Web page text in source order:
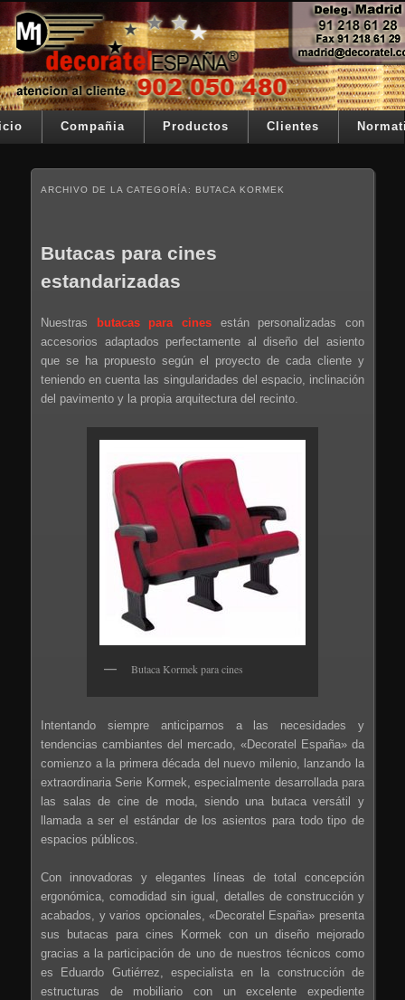
Ir al contenido principal
Ir al contenido secundario
Decoratel España
Su telon de teatro es nuestra razón de ser
Menú principalCompañia Productos Clientes
ARCHIVO DE LA CATEGORÍA: BUTACA KORMEK
Butacas para cines
estandarizadas
Nuestras butacas para cines están personalizadas con
accesorios adaptados perfectamente al diseño del asiento
que se ha propuesto según el proyecto de cada cliente y
teniendo en cuenta las singularidades del espacio, inclinación
del pavimento y la propia arquitectura del recinto.
Butaca Kormek para cines
Intentando siempre anticiparnos a las necesidades y
tendencias cambiantes del mercado, «Decoratel España» da
comienzo a la primera década del nuevo milenio, lanzando la
extraordinaria Serie Kormek, especialmente desarrollada para
las salas de cine de moda, siendo una butaca versátil y
llamada a ser el estándar de los asientos para todo tipo de
espacios públicos.
Con innovadoras y elegantes líneas de total concepción
ergonómica, comodidad sin igual, detalles de construcción y
acabados, y varios opcionales, «Decoratel España» presenta
sus butacas para cines Kormek con un diseño mejorado
gracias a la participación de uno de nuestros técnicos como
es Eduardo Gutiérrez, especialista en la construcción de
estructuras de mobiliario con un excelente expediente